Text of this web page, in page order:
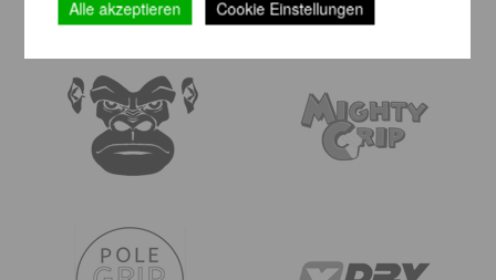
Alle akzeptieren Cookie Einstellungen